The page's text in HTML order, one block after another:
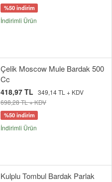
%50 indirim
İndirimli Ürün
Çelik Moscow Mule Bardak 500
Cc
418,97 TL 349,14 TL + KDV
698,28 TL + KDV
%50 indirim
İndirimli Ürün
Kulplu Tombul Bardak Parlak